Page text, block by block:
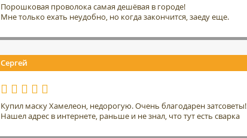
Порошковая проволока самая дешёвая в городе!
Мне только ехать неудобно, но когда закончится, заеду еще.
Сергей
Купил маску Хамелеон, недорогую. Очень благодарен затсоветы!
Нашел адрес в интернете, раньше и не знал, что тут есть сварка